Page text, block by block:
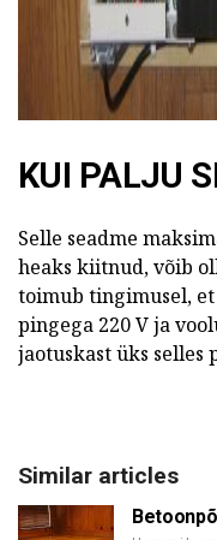
KUI PALJU
Selle seadme
heaks kiitnud, võib
toimub tingimusel,
pingega 220 V ja
jaotuskast üks selles
Similar articles